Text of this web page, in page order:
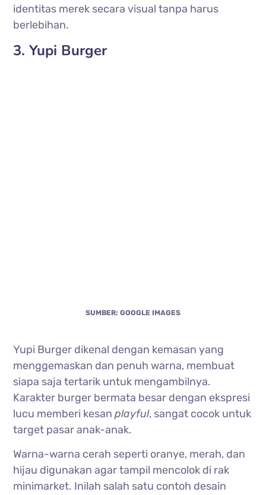
identitas merek secara visual tanpa harus
berlebihan.
3. Yupi Burger
SUMBER: GOOGLE IMAGES
Yupi Burger dikenal dengan kemasan yang
menggemaskan dan penuh warna, membuat
siapa saja tertarik untuk mengambilnya.
Karakter burger bermata besar dengan ekspresi
lucu memberi kesanplayful, sangat cocok untuk
target pasar anak-anak.
Warna-warna cerah seperti oranye, merah, dan
hijau digunakan agar tampil mencolok di rak
minimarket. Inilah salah satu contoh desain